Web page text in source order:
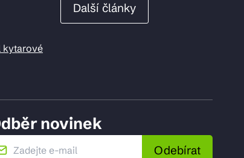
kytarové
Další články
novinek
Odebírat